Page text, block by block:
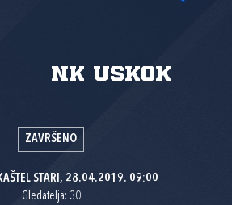
NK Uskok
ZAVRŠENO
STARI, 28.04.2019. 09:00
Gledatelja: 30